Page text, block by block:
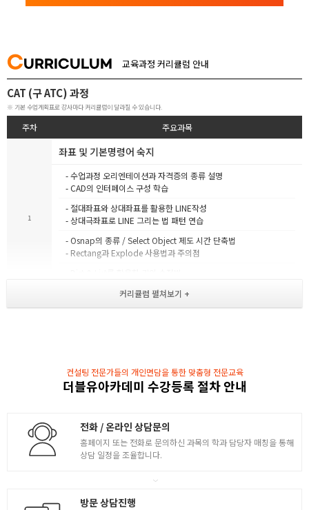
CURRICULUM 교육과정 커리큘럼 안내
CAT (구 ATC) 과정
※ 기본 수업계획표로 강사마다 커리큘럼이 달라질 수 있습니다.
주차 주요과목
1
좌표 및 기본명령어 숙지
- 수업과정 오리엔테이션과 자격증의 종류 설명
- CAD의 인터페이스 구성 학습
- 절대좌표와 상대좌표를 활용한 LINE작성
- 상대극좌표로 LINE 그리는 법 패턴 연습
- Osnap의 종류 / Select Object 제도 시간 단축법
- Rectang과 Explode 사용법과 주의점
도면에 대한 이해 / 재질 표현 / 평면도 제작
- Polar / Rectangle Array 방법 및 Rotate 작업법
- Break, Strstch, Scale 작업법
- Properties , Matchprop를 활용한 회의실 드로잉
수정명령 / 객체변환 / 레이어생성
- Hatch의 정의와 적용 및 수정 방법 학습
- Mline, Mledit, Mstyle을 활용한 벽체 드로잉
컨설팅 전문가들의 개인면담을 통한 맞춤형 전문교육
더블유아카데미 수강등록 절차 안내
전화 / 온라인 상담문의
홈페이지 또는 전화로 문의하신 과목의 학과 담당자 매칭을 통해
상담 일정을 조율합니다.
방문 상담진행